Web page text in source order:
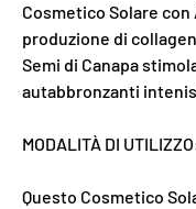
Cosmetico Solare
produzione di
Semi di Canapa
autabbronzanti
MODALITÀ DI
Questo Cosmetico